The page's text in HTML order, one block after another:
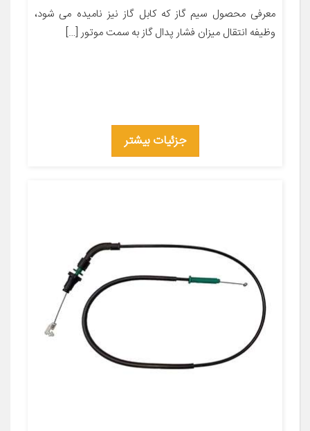
معرفی محصول سیم گاز که کابل گاز نیز نامیده می شود،
وظیفه انتقال میزان فشار پدال گاز به سمت موتور […]
جزئیات بیشتر